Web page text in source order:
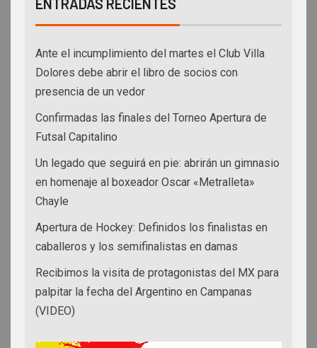
ENTRADAS RECIENTES
Ante el incumplimiento del martes el Club Villa
Dolores debe abrir el libro de socios con
presencia de un vedor
Confirmadas las finales del Torneo Apertura de
Futsal Capitalino
Un legado que seguirá en pie: abrirán un gimnasio
en homenaje al boxeador Oscar «Metralleta»
Chayle
Apertura de Hockey: Definidos los finalistas en
caballeros y los semifinalistas en damas
Recibimos la visita de protagonistas del MX para
palpitar la fecha del Argentino en Campanas
(VIDEO)